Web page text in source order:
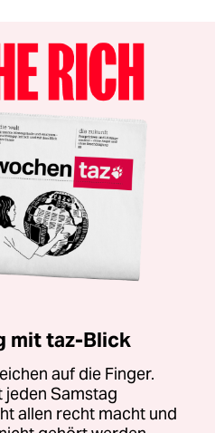
mit taz-Blick
auf die Finger.
jeden Samstag
allen recht macht und